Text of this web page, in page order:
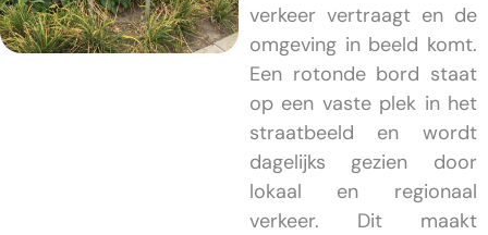
verkeer vertraagt en de
omgeving in beeld komt.
Een rotonde bord staat
op een vaste plek in het
straatbeeld en wordt
dagelijks gezien door
lokaal en regionaal
verkeer. Dit maakt